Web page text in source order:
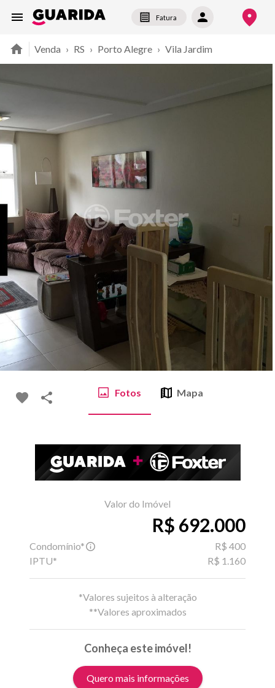
Fatura
Venda › RS › Porto Alegre › Vila Jardim
Fotos Mapa
Valor do Imóvel
R$ 692.000
Condomínio*
R$ 400
IPTU*
R$ 1.160
*Valores sujeitos à alteração
**Valores aproximados
Conheça este imóvel!
Quero mais informações